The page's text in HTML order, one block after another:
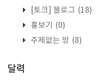
[토크] 블로그 (18)
흉보기
(0)
주제없는 방 (8)
달력